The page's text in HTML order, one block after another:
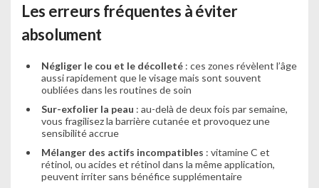
Les erreurs fréquentes à éviter
absolument
Négliger le cou et le décolleté: ces zones révèlent l’âge
aussi rapidement que le visage mais sont souvent
oubliées dans les routines de soin
Sur-exfolier la peau : au-delà de deux fois par semaine,
vous fragilisez la barrière cutanée et provoquez une
sensibilité accrue
Mélanger des actifs incompatibles : vitamine C et
rétinol, ou acides et rétinol dans la même application,
peuvent irriter sans bénéfice supplémentaire